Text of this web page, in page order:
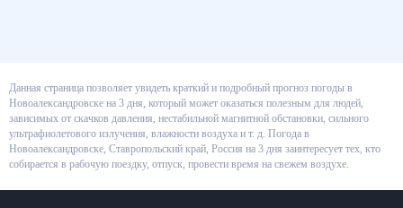
погоды в Новоалександровске на 3 дня, который может оказаться
полезным для людей, зависимых от скачков давления, нестабильной
магнитной обстановки, сильного ультрафиолетового излучения,
влажности воздуха и т. д. Погода в Новоалександровске, Ставропольский
край, Россия на 3 дня заинтересует тех, кто собирается в рабочую
поездку, отпуск, провести время на свежем воздухе.